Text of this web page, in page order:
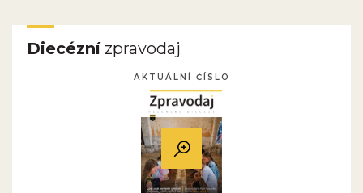
Diecéznízpravodaj
AKTUÁLNÍ ČÍSLO